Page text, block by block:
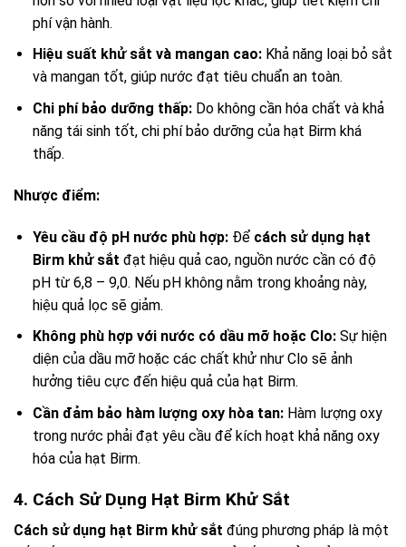
phí vận hành.
Hiệu suất khử sắt và mangan cao:Khả năng loại bỏ sắt
và mangan tốt, giúp nước đạt tiêu chuẩn an toàn.
Chi phí bảo dưỡng thấp:Do không cần hóa chất và khả
năng tái sinh tốt, chi phí bảo dưỡng của hạt Birm khá
thấp.
Nhược điểm:
Yêu cầu độ pH nước phù hợp:Để cách sử dụng hạt
Birm khử sắt đạt hiệu quả cao, nguồn nước cần có độ
pH từ 6,8 – 9,0. Nếu pH không nằm trong khoảng này,
hiệu quả lọc sẽ giảm.
Không phù hợp với nước có dầu mỡ hoặc Clo:Sự hiện
diện của dầu mỡ hoặc các chất khử như Clo sẽ ảnh
hưởng tiêu cực đến hiệu quả của hạt Birm.
Cần đảm bảo hàm lượng oxy hòa tan:Hàm lượng oxy
trong nước phải đạt yêu cầu để kích hoạt khả năng oxy
hóa của hạt Birm.
4. Cách Sử Dụng Hạt Birm Khử Sắt
Cách sử dụng hạt Birm khử sắt đúng phương pháp là một